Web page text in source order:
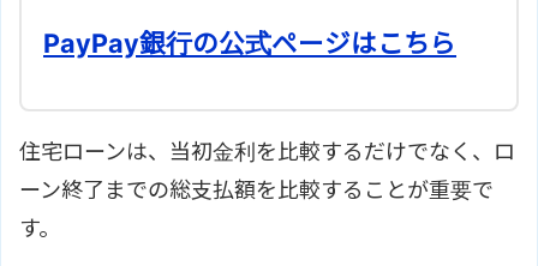
PayPay銀行の公式ページはこちら
住宅ローンは、当初金利を比較するだけでなく、ロ
ーン終了までの総支払額を比較することが重要で
す。